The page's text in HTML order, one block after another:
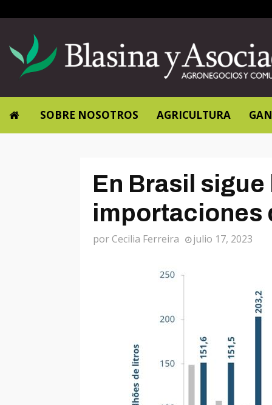
SOBRE NOSOTROS AGRICULTURA
En Brasil
importaciones
porCecilia Ferreira julio 17, 2023